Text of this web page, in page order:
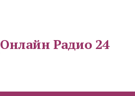
Онлайн Радио 24